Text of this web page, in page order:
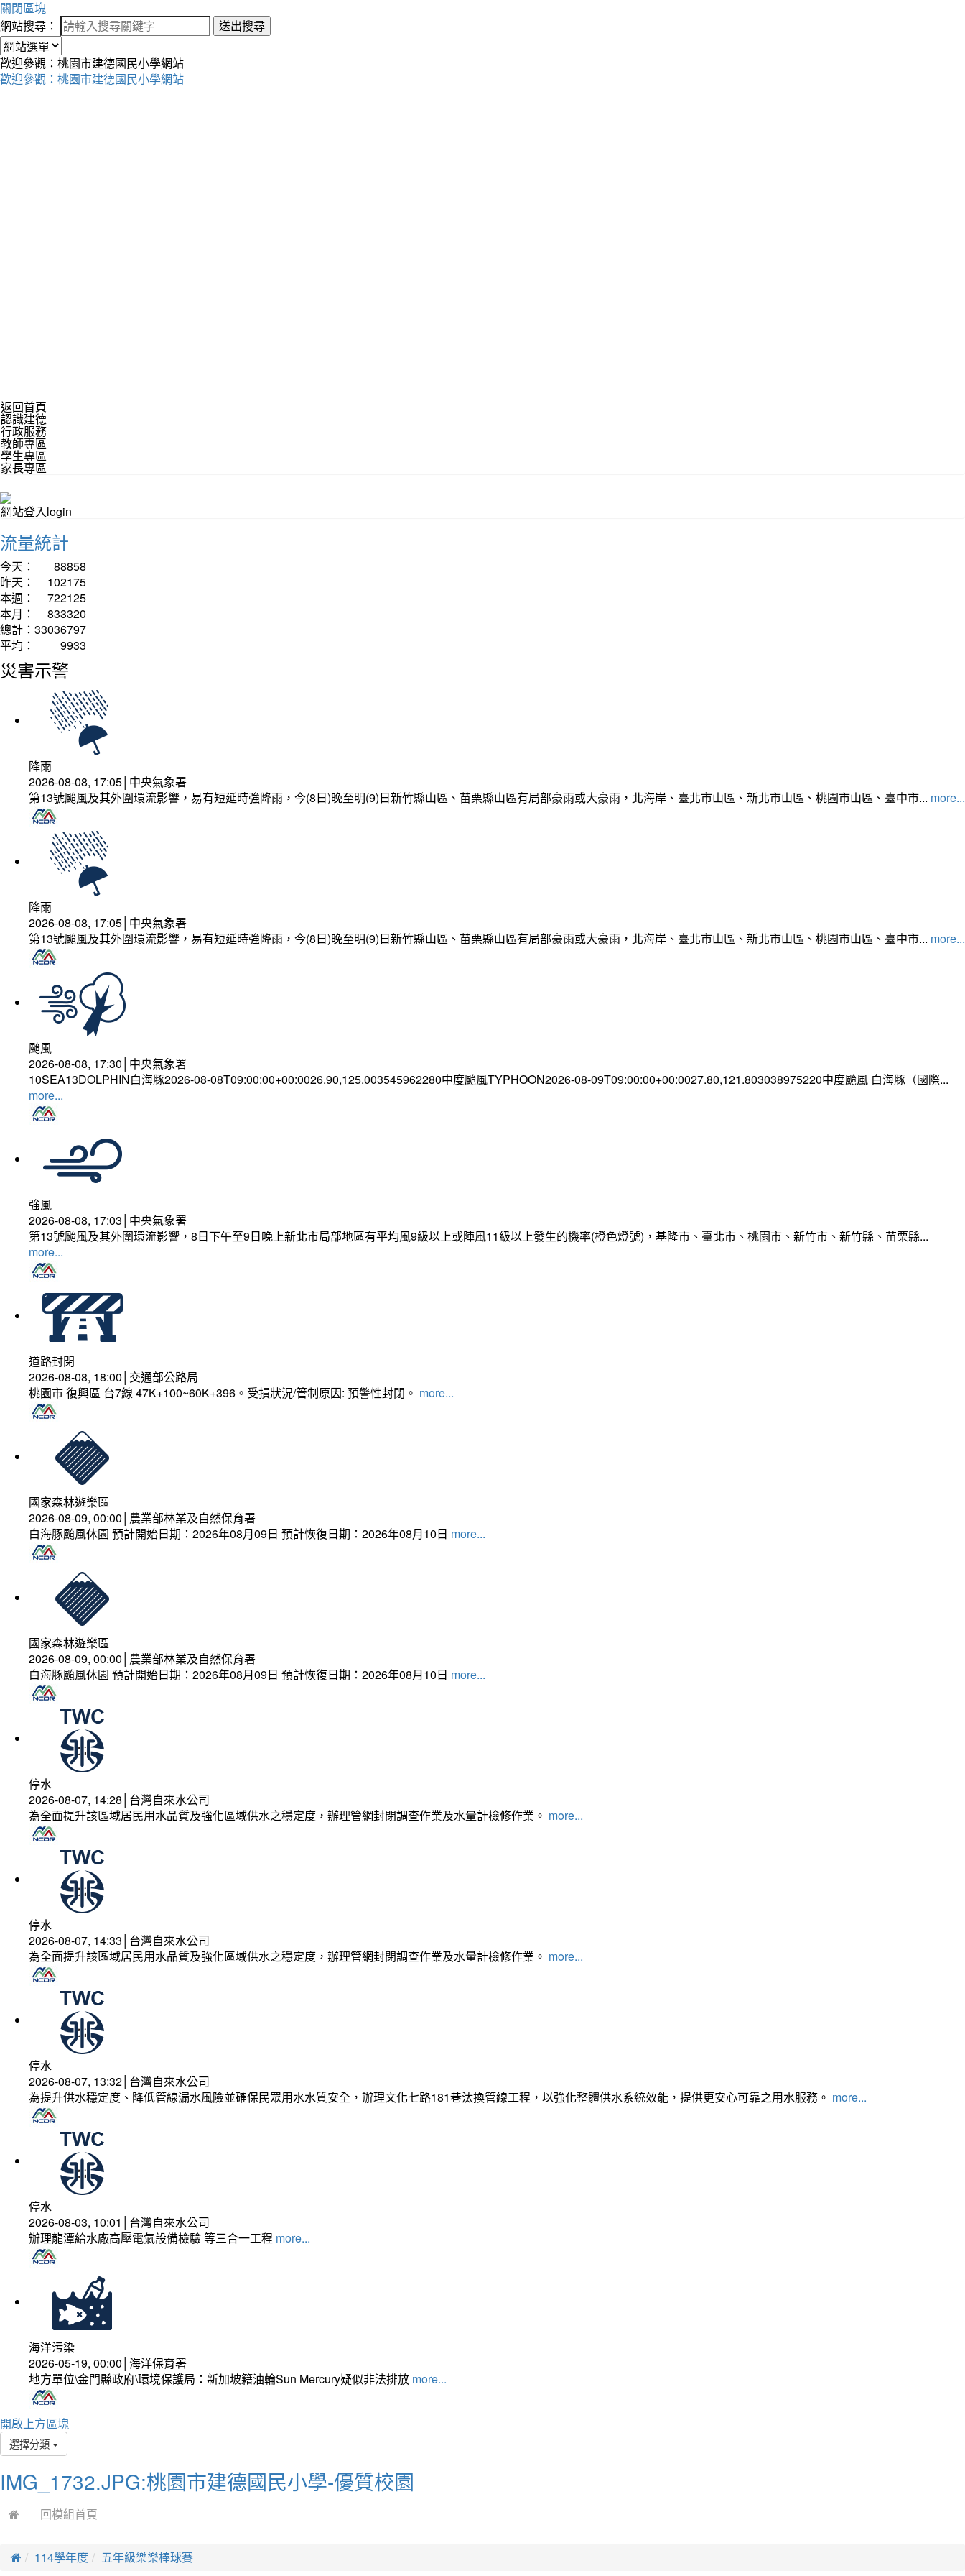
關閉區塊
網站搜尋：
送出搜尋
歡迎參觀：桃園市建德國民小學網站
歡迎參觀：桃園市建德國民小學網站
返回首頁
認識建德
行政服務
教師專區
學生專區
家長專區
網站登入login
流量統計
今天：
88858
昨天：
102175
本週：
722125
本月：
833320
總計： 33036797
平均：
9933
災害示警
降雨
2026-08-08, 17:05│中央氣象署
第13號颱風及其外圍環流影響，易有短延時強降雨，今(8日)晚至明(9)日新竹縣山區、苗栗縣山區有局部豪雨或大豪雨，北海岸、臺北市山區、新北市山區、桃園市山區、臺中市... more...
降雨
2026-08-08, 17:05│中央氣象署
第13號颱風及其外圍環流影響，易有短延時強降雨，今(8日)晚至明(9)日新竹縣山區、苗栗縣山區有局部豪雨或大豪雨，北海岸、臺北市山區、新北市山區、桃園市山區、臺中市... more...
颱風
2026-08-08, 17:30│中央氣象署
10SEA13DOLPHIN白海豚2026-08-08T09:00:00+00:0026.90,125.003545962280中度颱風TYPHOON2026-08-09T09:00:00+00:0027.80,121.803038975220中度颱風 白海豚（國際...
more...
強風
2026-08-08, 17:03│中央氣象署
第13號颱風及其外圍環流影響，8日下午至9日晚上新北市局部地區有平均風9級以上或陣風11級以上發生的機率(橙色燈號)，基隆市、臺北市、桃園市、新竹市、新竹縣、苗栗縣...
more...
道路封閉
2026-08-08, 18:00│交通部公路局
桃園市 復興區 台7線 47K+100~60K+396。受損狀況/管制原因: 預警性封閉。 more...
國家森林遊樂區
2026-08-09, 00:00│農業部林業及自然保育署
白海豚颱風休園 預計開始日期：2026年08月09日 預計恢復日期：2026年08月10日 more...
國家森林遊樂區
2026-08-09, 00:00│農業部林業及自然保育署
白海豚颱風休園 預計開始日期：2026年08月09日 預計恢復日期：2026年08月10日 more...
停水
2026-08-07, 14:28│台灣自來水公司
為全面提升該區域居民用水品質及強化區域供水之穩定度，辦理管網封閉調查作業及水量計檢修作業。 more...
停水
2026-08-07, 14:33│台灣自來水公司
為全面提升該區域居民用水品質及強化區域供水之穩定度，辦理管網封閉調查作業及水量計檢修作業。 more...
停水
2026-08-07, 13:32│台灣自來水公司
為提升供水穩定度、降低管線漏水風險並確保民眾用水水質安全，辦理文化七路181巷汰換管線工程，以強化整體供水系統效能，提供更安心可靠之用水服務。 more...
停水
2026-08-03, 10:01│台灣自來水公司
辦理龍潭給水廠高壓電氣設備檢驗 等三合一工程 more...
海洋污染
2026-05-19, 00:00│海洋保育署
地方單位\金門縣政府\環境保護局：新加坡籍油輪Sun Mercury疑似非法排放 more...
開啟上方區塊
選擇分類
IMG_1732.JPG:桃園市建德國民小學-優質校園
回模組首頁
114學年度 五年級樂樂棒球賽